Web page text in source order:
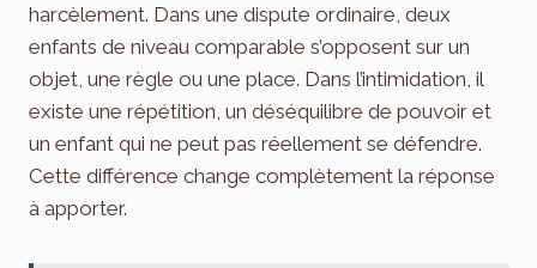
harcèlement. Dans une dispute ordinaire, deux
enfants de niveau comparable s’opposent sur un
objet, une règle ou une place. Dans l’intimidation, il
existe une répétition, un déséquilibre de pouvoir et
un enfant qui ne peut pas réellement se défendre.
Cette différence change complètement la réponse
à apporter.